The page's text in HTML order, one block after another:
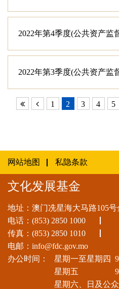
2022年第4季度(公共资产监
2022年第3季度(公共资产监
1 2 3 4 5
网站地图 私隐条款
文化发展基金
地址：澳门冼星海大马路105
电话： (853) 2850 1000
传真：(853) 2850 1010
电邮： info@fdc.gov.mo
办公时间： 星期一至星期四
星期五
星期六、日及公